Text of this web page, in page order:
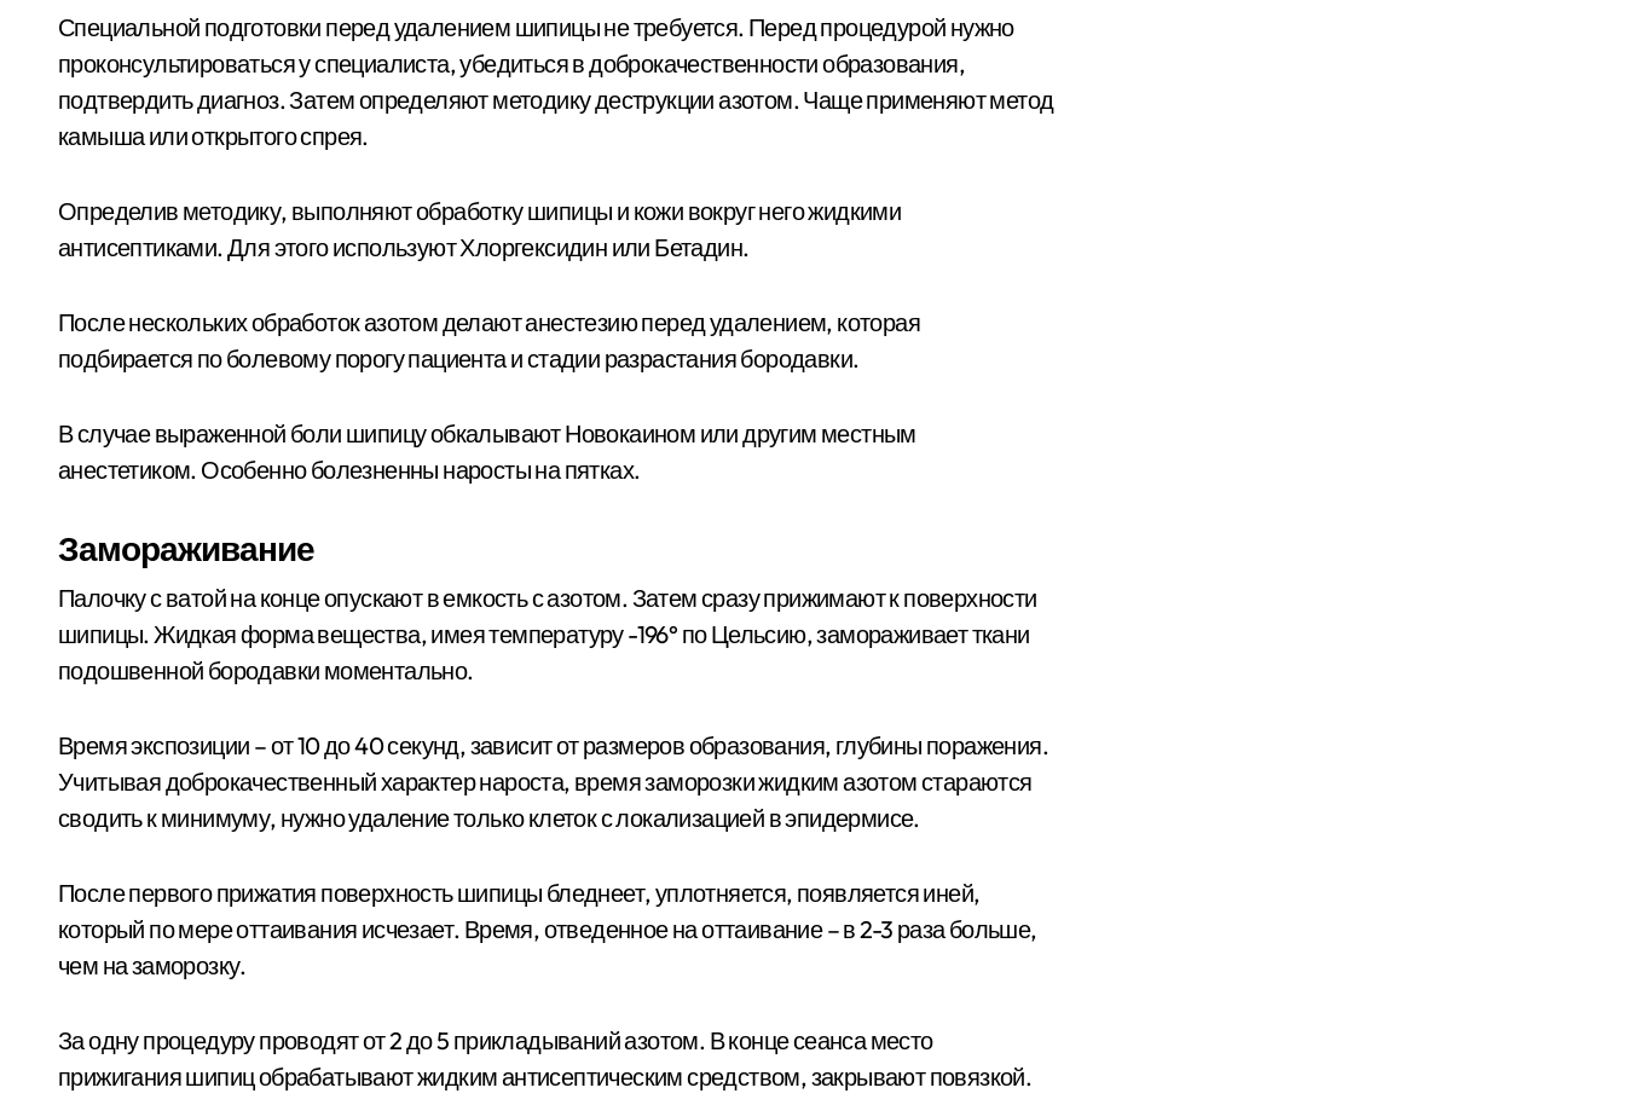
Специальной подготовки перед удалением шипицы не требуется. Перед процедурой нужно
проконсультироваться у специалиста, убедиться в доброкачественности образования,
подтвердить диагноз. Затем определяют методику деструкции азотом. Чаще применяют метод
камыша или открытого спрея.
Определив методику, выполняют обработку шипицы и кожи вокруг него жидкими
антисептиками. Для этого используют Хлоргексидин или Бетадин.
После нескольких обработок азотом делают анестезию перед удалением, которая
подбирается по болевому порогу пациента и стадии разрастания бородавки.
В случае выраженной боли шипицу обкалывают Новокаином или другим местным
анестетиком. Особенно болезненны наросты на пятках.
Замораживание
Палочку с ватой на конце опускают в емкость с азотом. Затем сразу прижимают к поверхности
шипицы. Жидкая форма вещества, имея температуру -196° по Цельсию, замораживает ткани
подошвенной бородавки моментально.
Время экспозиции – от 10 до 40 секунд, зависит от размеров образования, глубины поражения.
Учитывая доброкачественный характер нароста, время заморозки жидким азотом стараются
сводить к минимуму, нужно удаление только клеток с локализацией в эпидермисе.
После первого прижатия поверхность шипицы бледнеет, уплотняется, появляется иней,
который по мере оттаивания исчезает. Время, отведенное на оттаивание – в 2-3 раза больше,
чем на заморозку.
За одну процедуру проводят от 2 до 5 прикладываний азотом. В конце сеанса место
прижигания шипиц обрабатывают жидким антисептическим средством, закрывают повязкой.